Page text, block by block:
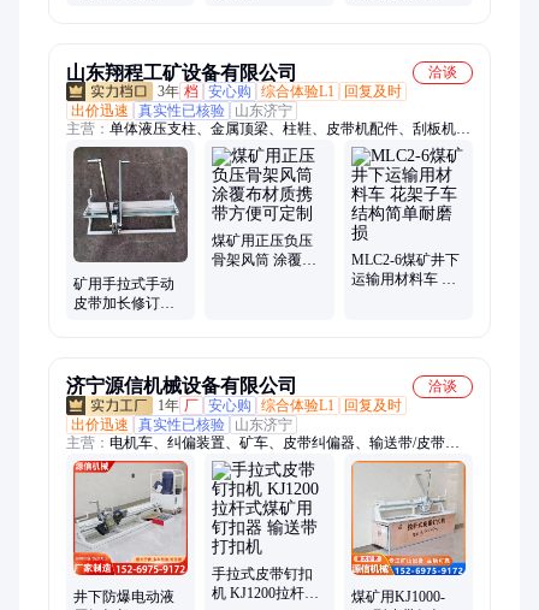
山东翔程工矿设备有限公司
洽谈
3年 档 安心购 综合体验L1
回复及时
出价迅速
真实性已核验
山东济宁
主营： 单体液压支柱、金属顶梁、柱鞋、皮带机配件、刮板机配
件、风门
矿用手拉式手动
皮带加长修订半
煤矿用正压负压
骨架风筒 涂覆布
MLC2-6煤矿井下
运输用材料车 花
济宁源信机械设备有限公司
洽谈
1年 厂 安心购 综合体验L1
回复及时
出价迅速
真实性已核验
山东济宁
主营： 电机车、纠偏装置、矿车、皮带纠偏器、输送带/皮带清
扫器、皮带硫化机、皮带钉扣机、矿车轮、扒渣机、无压风门、
矿用防火栅栏门、硐室避难门、矿用密闭门、除铁器、给煤机、
洗靴机、注浆机、注浆泵、输送带犁煤器
井下防爆电动液
手拉式皮带钉扣
机 KJ1200拉杆式
煤矿用KJ1000-